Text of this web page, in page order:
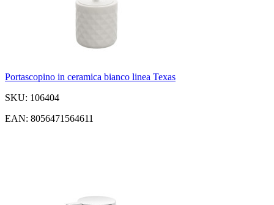
Portascopino in ceramica bianco linea Texas
SKU: 106404
EAN: 8056471564611